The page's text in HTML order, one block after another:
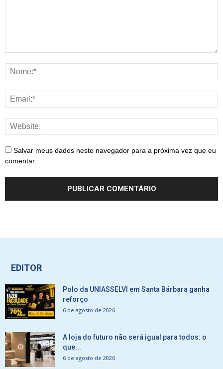
Salvar meus dados neste navegador para a próxima vez que eu
comentar.
EDITOR
Polo da UNIASSELVI em Santa Bárbara ganha
reforço
6 de agosto de 2026
A loja do futuro não será igual para todos: o
que...
6 de agosto de 2026